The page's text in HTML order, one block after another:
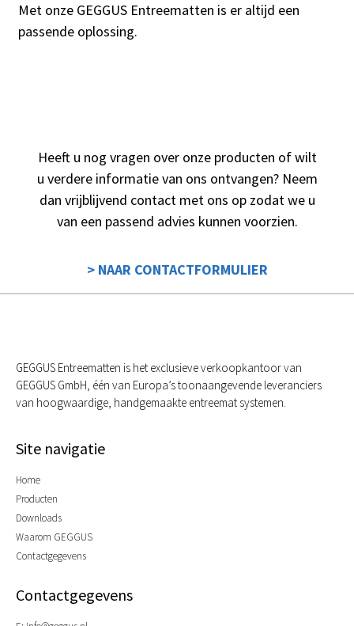
Met onze GEGGUS Entreematten is er altijd een
passende oplossing.
Heeft u nog vragen over onze producten of wilt
u verdere informatie van ons ontvangen? Neem
dan vrijblijvend contact met ons op zodat we u
van een passend advies kunnen voorzien.
> NAAR CONTACTFORMULIER
GEGGUS Entreematten is het exclusieve verkoopkantoor van
GEGGUS GmbH, één van Europa’s toonaangevende leveranciers
van hoogwaardige, handgemaakte entreemat systemen.
Site navigatie
Home
Producten
Downloads
Waarom GEGGUS
Contactgegevens
Contactgegevens